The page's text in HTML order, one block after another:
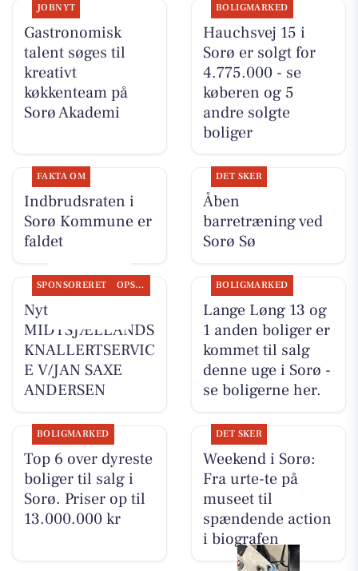
JOBNYT
Gastronomisk
talent søges til
kreativt
køkkenteam på
Sorø Akademi
BOLIGMARKED
Hauchsvej 15 i
Sorø er solgt for
4.775.000 - se
køberen og 5
andre solgte
boliger
FAKTA OM
Indbrudsraten i
Sorø Kommune er
faldet
DET SKER
Åben
barretræning ved
Sorø Sø
SPONSORERET OPSLAGSTAVLEN
Nyt fra
MIDTSJÆLLANDS
KNALLERTSERVIC
E V/JAN SAXE
ANDERSEN
BOLIGMARKED
Lange Løng 13 og
1 anden boliger er
kommet til salg
denne uge i Sorø -
se boligerne her.
BOLIGMARKED
Top 6 over dyreste
boliger til salg i
Sorø. Priser op til
13.000.000 kr
DET SKER
Weekend i Sorø:
Fra urte-te på
museet til
spændende action
i biografen